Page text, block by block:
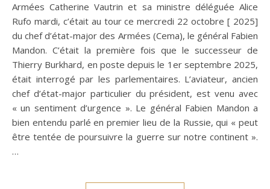
Armées Catherine Vautrin et sa ministre déléguée Alice
Rufo mardi, c’était au tour ce mercredi 22 octobre [ 2025]
du chef d’état-major des Armées (Cema), le général Fabien
Mandon. C’était la première fois que le successeur de
Thierry Burkhard, en poste depuis le 1er septembre 2025,
était interrogé par les parlementaires. L’aviateur, ancien
chef d’état-major particulier du président, est venu avec
« un sentiment d’urgence ». Le général Fabien Mandon a
bien entendu parlé en premier lieu de la Russie, qui « peut
être tentée de poursuivre la guerre sur notre continent ».
…